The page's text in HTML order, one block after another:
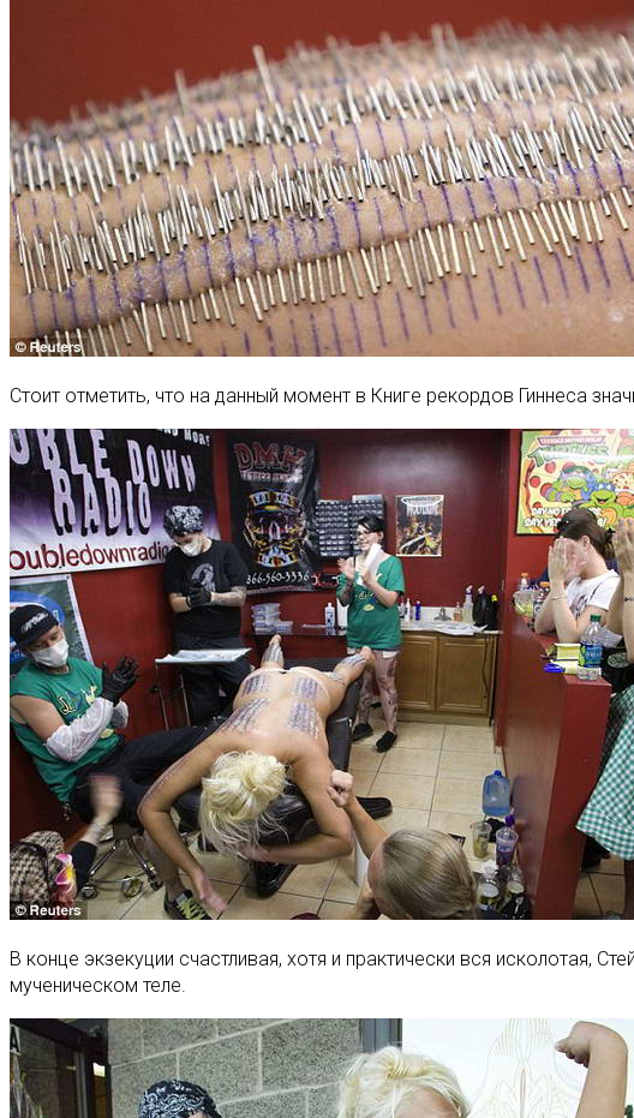
Стоит отметить, что на данный момент в Книге рекордов Гиннеса
В конце экзекуции счастливая, хотя и практически вся исколотая,
мученическом теле.